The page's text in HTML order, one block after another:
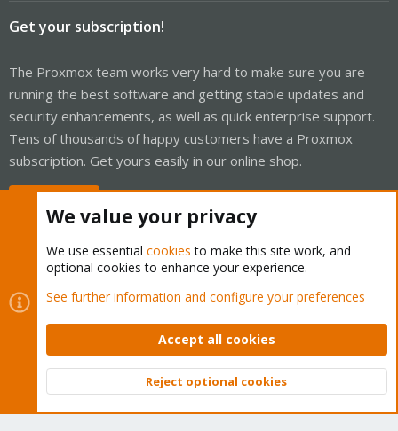
Get your subscription!
The Proxmox team works very hard to make sure you are
running the best software and getting stable updates and
security enhancements, as well as quick enterprise support.
Tens of thousands of happy customers have a Proxmox
subscription. Get yours easily in our online shop.
Cookies
Proxmox Support Forum - Light Mode
Contact us
Terms and rules Privacy policy Help Home
Community platform by XenForo © 2010-2026 XenForo Ltd.
Top
We value your privacy
We use essential cookies to make this site work, and
optional cookies to enhance your experience.
See further information and configure your preferences
Accept all cookies
Reject optional cookies